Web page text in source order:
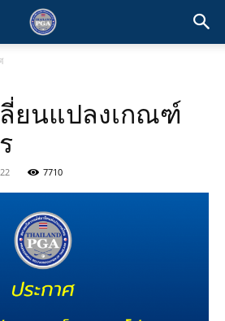
ลี่ยนแปลงเกณฑ์
7710